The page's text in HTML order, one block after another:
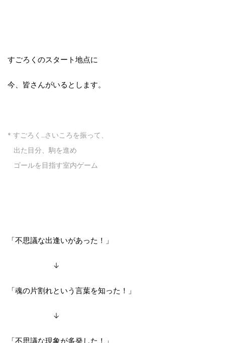
すごろくのスタート地点に
今、皆さんがいるとします。
* すごろく‥さいころを振って、
出た目分、駒を進め
ゴールを目指す室内ゲーム
「不思議な出逢いがあった！」
↓
「魂の片割れという言葉を知った！」
↓
「不思議な現象が多発した！」